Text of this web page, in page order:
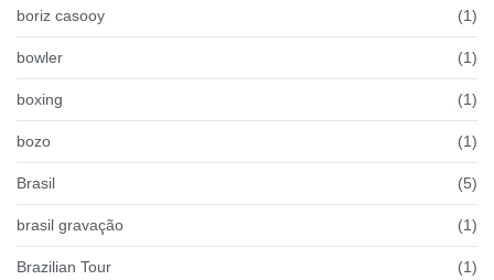
boriz casooy (1)
bowler (1)
boxing (1)
bozo (1)
Brasil (5)
brasil gravação (1)
Brazilian Tour (1)